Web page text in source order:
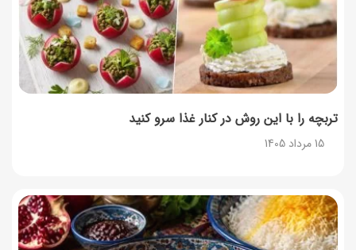
تربچه را با این روش در کنار غذا سرو کنید
15 مرداد 1405
طرز تهیه حلوای بحرینی؛ دسر سنتی خاورمیانه‌ای
13 مرداد 1405